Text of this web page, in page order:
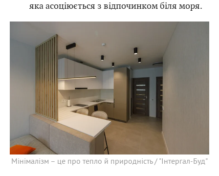
яка асоціюється з відпочинком біля моря.
Мінімалізм – це про тепло й природність / "Інтергал-Буд"